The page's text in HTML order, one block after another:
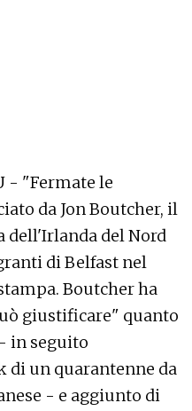
- "Fermate le
da Jon Boutcher, il
dell'Irlanda del Nord
di Belfast nel
Boutcher ha
giustificare" quanto
in seguito
di un quarantenne da
- e aggiunto di